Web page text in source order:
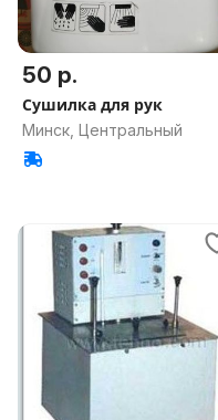
50 р.
Сушилка для рук
Минск, Центральный